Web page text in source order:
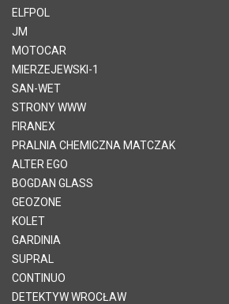
ELFPOL
JM
MOTOCAR
MIERZEJEWSKI-1
SAN-WET
STRONY WWW
FIRANEX
PRALNIA CHEMICZNA MATCZAK
ALTER EGO
BOGDAN GLASS
GEOZONE
KOLET
GARDINIA
SUPRAL
CONTINUO
DETEKTYW WROCŁAW